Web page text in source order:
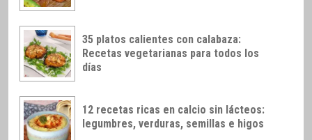
35 platos calientes con calabaza:
Recetas vegetarianas para todos los
días
12 recetas ricas en calcio sin lácteos:
legumbres, verduras, semillas e higos